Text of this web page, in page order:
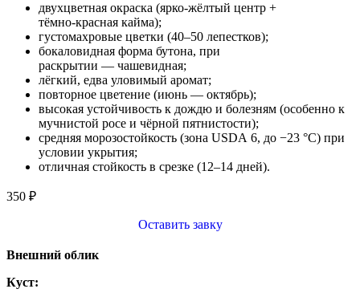
двухцветная окраска (ярко‑жёлтый центр +
тёмно‑красная кайма);
густомахровые цветки (40–50 лепестков);
бокаловидная форма бутона, при
раскрытии — чашевидная;
лёгкий, едва уловимый аромат;
повторное цветение (июнь — октябрь);
высокая устойчивость к дождю и болезням (особенно к
мучнистой росе и чёрной пятнистости);
средняя морозостойкость (зона USDA 6, до −23 °C) при
условии укрытия;
отличная стойкость в срезке (12–14 дней).
350 ₽
Оставить завку
Внешний облик
Куст: